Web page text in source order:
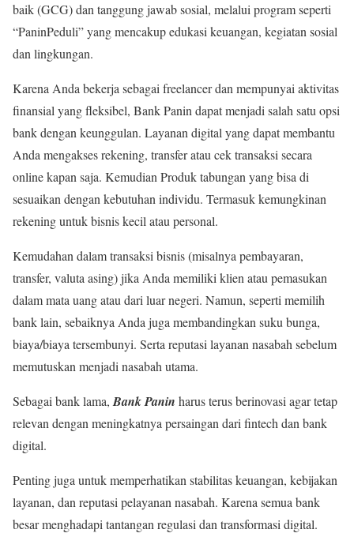
baik (GCG) dan tanggung jawab sosial, melalui program seperti
“PaninPeduli” yang mencakup edukasi keuangan, kegiatan sosial
dan lingkungan.
Karena Anda bekerja sebagai freelancer dan mempunyai aktivitas
finansial yang fleksibel, Bank Panin dapat menjadi salah satu opsi
bank dengan keunggulan. Layanan digital yang dapat membantu
Anda mengakses rekening, transfer atau cek transaksi secara
online kapan saja. Kemudian Produk tabungan yang bisa di
sesuaikan dengan kebutuhan individu. Termasuk kemungkinan
rekening untuk bisnis kecil atau personal.
Kemudahan dalam transaksi bisnis (misalnya pembayaran,
transfer, valuta asing) jika Anda memiliki klien atau pemasukan
dalam mata uang atau dari luar negeri. Namun, seperti memilih
bank lain, sebaiknya Anda juga membandingkan suku bunga,
biaya/biaya tersembunyi. Serta reputasi layanan nasabah sebelum
memutuskan menjadi nasabah utama.
Sebagai bank lama, Bank Panin harus terus berinovasi agar tetap
relevan dengan meningkatnya persaingan dari fintech dan bank
digital.
Penting juga untuk memperhatikan stabilitas keuangan, kebijakan
layanan, dan reputasi pelayanan nasabah. Karena semua bank
besar menghadapi tantangan regulasi dan transformasi digital.